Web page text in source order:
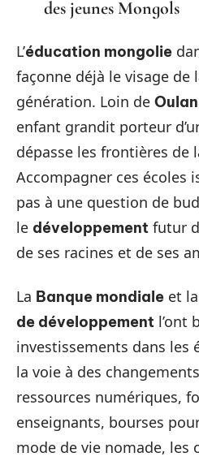
des jeunes Mongols
L’éducation mongolie
façonne déjà le visage de
génération. Loin de
enfant grandit porteur
dépasse les frontières de
Accompagner ces écoles
pas à une question de
le développement futur
de ses racines et de ses
La Banque mondiale et la
de développement l’ont
investissements dans les
la voie à des
ressources numériques,
enseignants, bourses
mode de vie nomade, les